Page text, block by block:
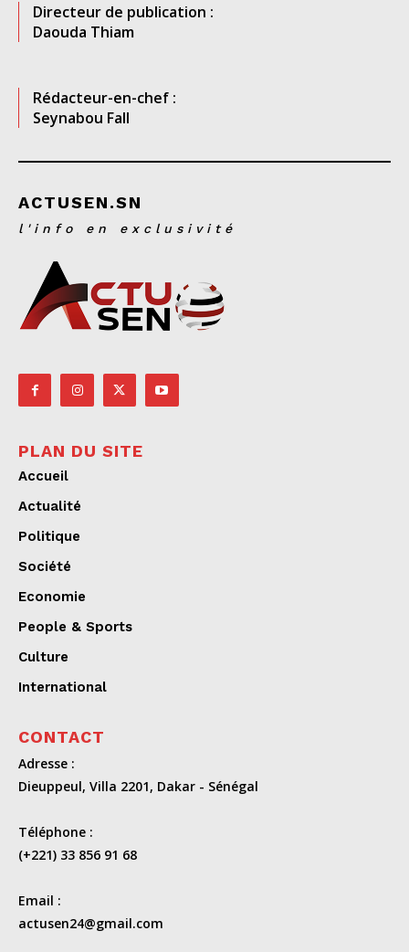
Directeur de publication :
Daouda Thiam
Rédacteur-en-chef :
Seynabou Fall
ACTUSEN.SN
l'info en exclusivité
PLAN DU SITE
Accueil
Actualité
Politique
Société
Economie
People & Sports
Culture
International
CONTACT
Adresse :
Dieuppeul, Villa 2201, Dakar - Sénégal
Téléphone :
(+221) 33 856 91 68
Email :
actusen24@gmail.com